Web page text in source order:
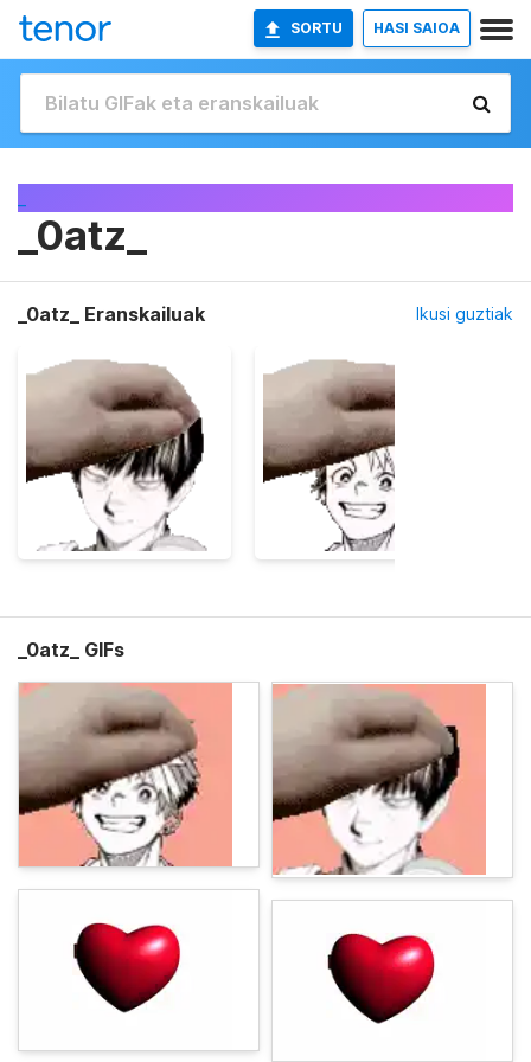
SORTU HASI SAIOA
_0atz_
_0atz_ Eranskailuak Ikusi guztiak
_0atz_ GIFs